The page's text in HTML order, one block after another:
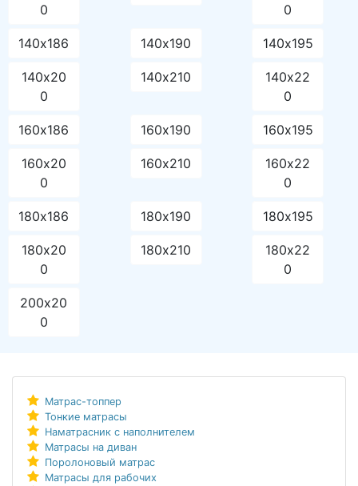
0
0
140х186 140х190 140х195
140х20
0
140х210
140х22
0
160х186 160х190 160х195
160х20
0
160х210
160х22
0
180х186 180х190 180х195
180х20
0
180х210
180х22
0
200х20
0
Матрас-топпер
Тонкие матрасы
Наматрасник с наполнителем
Матрасы на диван
Поролоновый матрас
Матрасы для рабочих